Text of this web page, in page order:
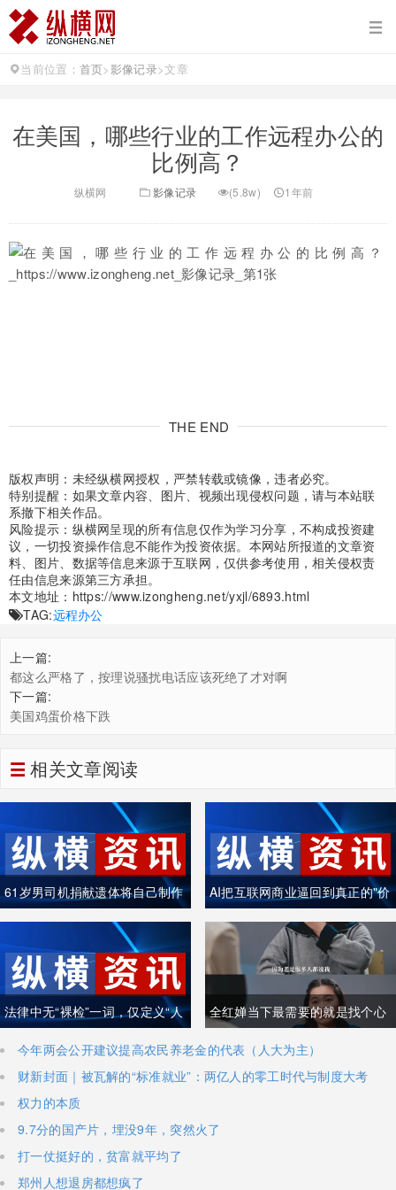
当前位置： 首页>影像记录>文章
在美国，哪些行业的工作远程办公的
比例高？
纵横网 影像记录 (5.8w) 1年前
THE END
版权声明：未经纵横网授权，严禁转载或镜像，违者必究。
特别提醒：如果文章内容、图片、视频出现侵权问题，请与本站联
系撤下相关作品。
风险提示：纵横网呈现的所有信息仅作为学习分享，不构成投资建
议，一切投资操作信息不能作为投资依据。本网站所报道的文章资
料、图片、数据等信息来源于互联网，仅供参考使用，相关侵权责
任由信息来源第三方承担。
本文地址： https://www.izongheng.net/yxjl/6893.html
TAG:远程办公
上一篇:
都这么严格了，按理说骚扰电话应该死绝了才对啊
下一篇:
美国鸡蛋价格下跌
相关文章阅读
61岁男司机捐献遗体将自己制作
成木乃伊
AI把互联网商业逼回到真正的"价
值创造"
法律中无“裸检”一词，仅定义“人
身检查”
全红婵当下最需要的就是找个心
理医生
今年两会公开建议提高农民养老金的代表（人大为主）
财新封面｜被瓦解的“标准就业”：两亿人的零工时代与制度大考
权力的本质
9.7分的国产片，埋没9年，突然火了
打一仗挺好的，贫富就平均了
郑州人想退房都想疯了